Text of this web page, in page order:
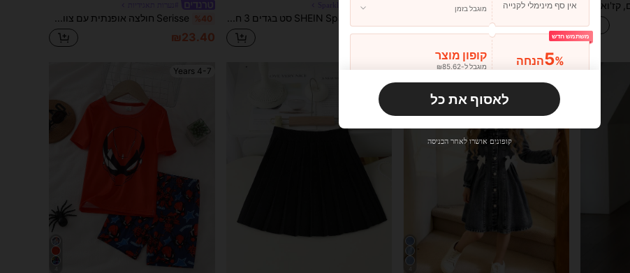
Firerie CURVE
₪23.40
₪35.40
%40
₪23.40
4-7 Years
4-7 Years
4-7 Years
אין סף מינימלי לקנייה
מוגבל בזמן
משתמש חדש
5%הנחה קופון מוצר
מוגבל ל-₪85.62
מוגבל בזמן
משתמש חדש
10
הזמנות ₪285.4+
קופון מוצר
מוגבל ל-₪85.62
מוגבל בזמן
לאסוף את כל
קופונים אושרו לאחר הכניסה